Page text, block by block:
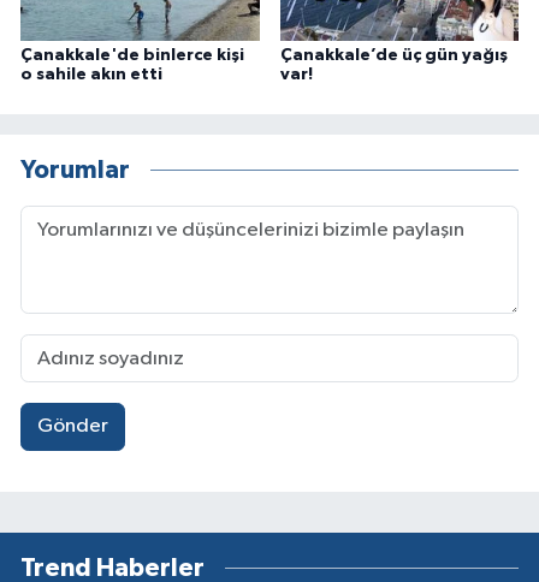
Çanakkale'de binlerce kişi
o sahile akın etti
Çanakkale’de üç gün yağış
var!
Yorumlar
Gönder
Trend Haberler